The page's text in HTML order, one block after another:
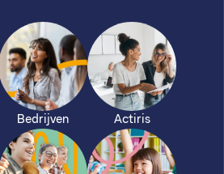
Bedrijven Actiris